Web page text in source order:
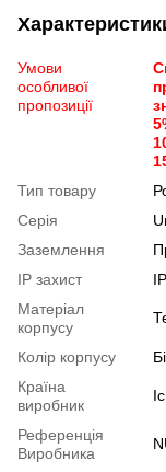
Умови
особливої
пропозиції
Тип товару
Серія
Заземлення
IP захист
Матеріал
корпусу
Колір корпусу
Країна
виробник
Референція
Виробника